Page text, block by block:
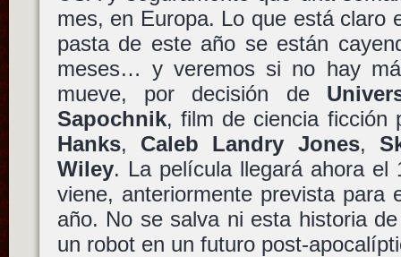
mes, en Europa. Lo que está claro
pasta de este año se están
meses… y veremos si no hay
mueve, por decisión de
Sapochnik, film de ciencia ficción
Hanks, Caleb Landry Jones,
Wiley. La película llegará ahora el
viene, anteriormente prevista para
año. No se salva ni esta historia
un robot en un futuro post-